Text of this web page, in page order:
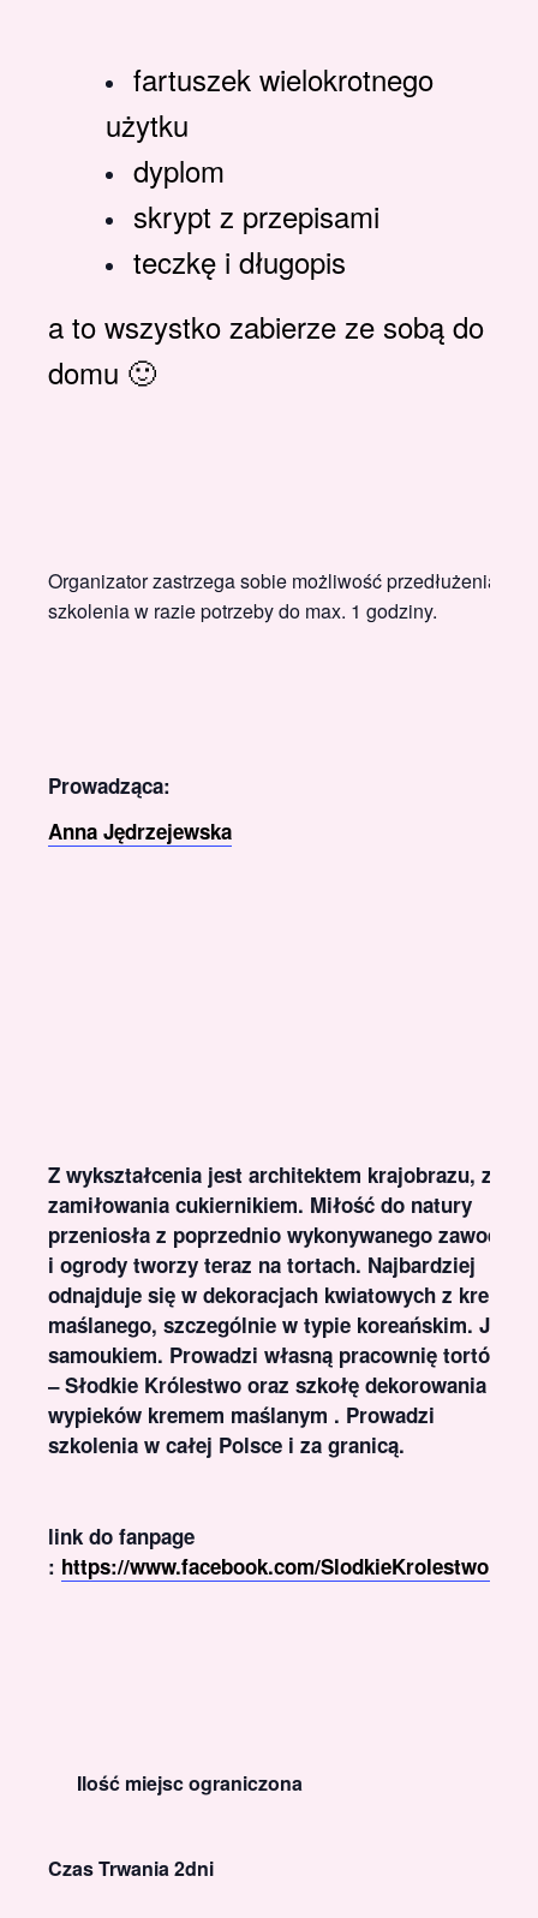
fartuszek wielokrotnego
użytku
dyplom
skrypt z przepisami
teczkę i długopis
a to wszystko zabierze ze sobą do
domu 🙂
Organizator zastrzega sobie możliwość przedłużenia
szkolenia w razie potrzeby do max. 1 godziny.
Prowadząca:
Anna Jędrzejewska
Z wykształcenia jest architektem krajobrazu, z
zamiłowania cukiernikiem. Miłość do natury
przeniosła z poprzednio wykonywanego zawodu
i ogrody tworzy teraz na tortach. Najbardziej
odnajduje się w dekoracjach kwiatowych z kremu
maślanego, szczególnie w typie koreańskim. Jest
samoukiem. Prowadzi własną pracownię tortów
– Słodkie Królestwo oraz szkołę dekorowania
wypieków kremem maślanym . Prowadzi
szkolenia w całej Polsce i za granicą.
link do fanpage
: https://www.facebook.com/SlodkieKrolestwoDG
Ilość miejsc ograniczona
Czas Trwania 2dni